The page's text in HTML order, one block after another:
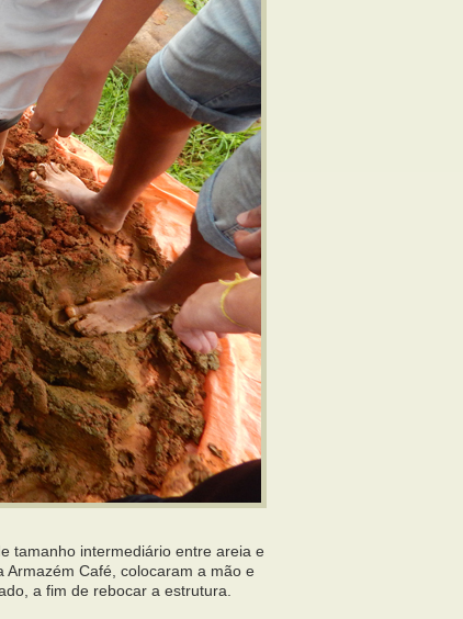
tamanho intermediário entre areia e
Café, colocaram a mão e
a fim de rebocar a estrutura.